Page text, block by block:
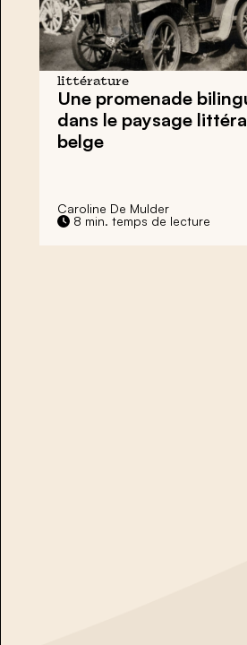
littérature
Une promenade
dans le paysage
belge
Caroline De Mulder
8 min. temps de lecture